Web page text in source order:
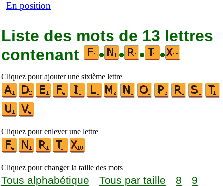
En position
Liste des mots de 13 lettres
contenant
• • • •
Cliquez pour ajouter une sixième lettre
Cliquez pour enlever une lettre
Cliquez pour changer la taille des mots
Tous alphabétique Tous par taille 8
9